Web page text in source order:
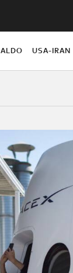
USA-IRAN